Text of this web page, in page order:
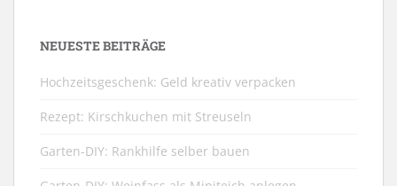
NEUESTE BEITRÄGE
Hochzeitsgeschenk: Geld kreativ verpacken
Rezept: Kirschkuchen mit Streuseln
Garten-DIY: Rankhilfe selber bauen